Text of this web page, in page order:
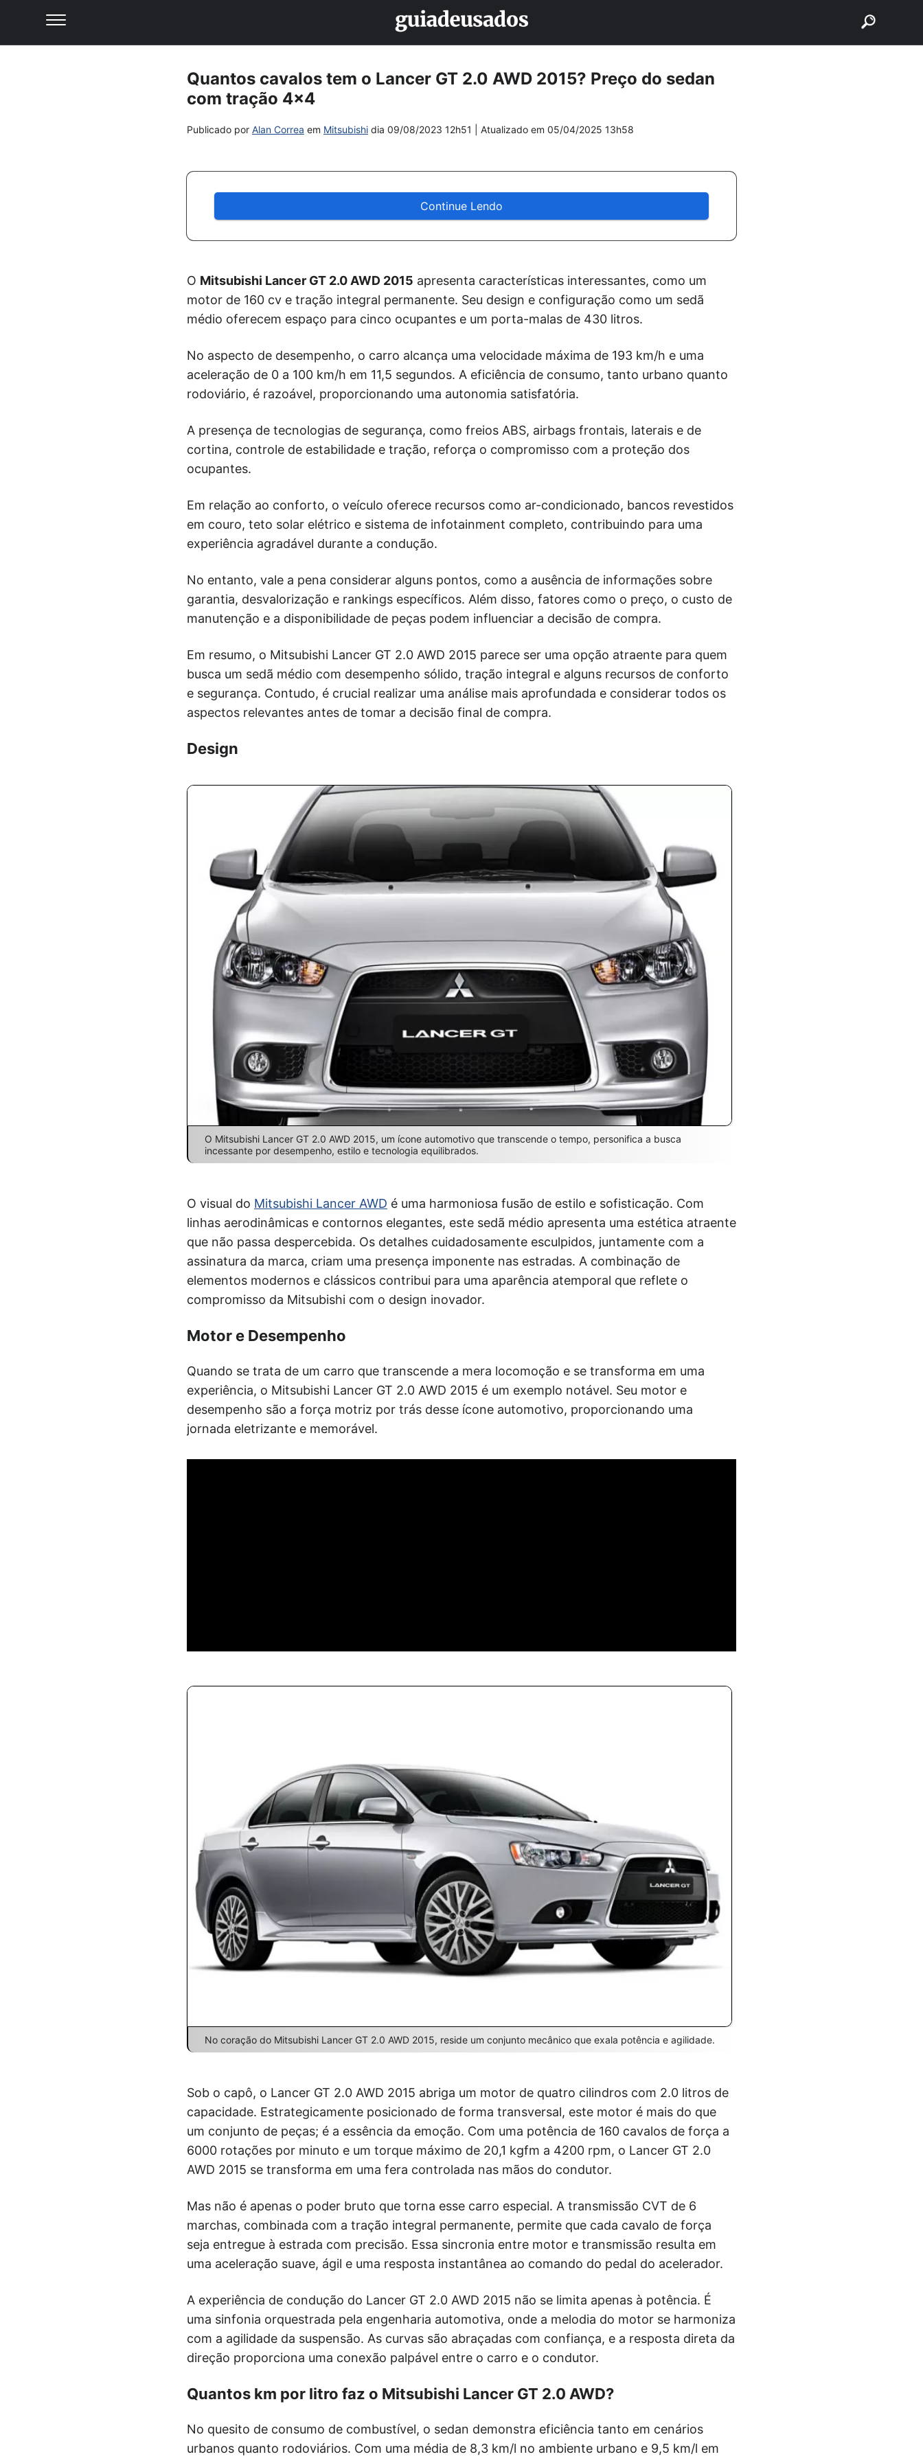
Quantos cavalos tem o Lancer GT 2.0 AWD 2015? Preço do sedan
com tração 4×4
Publicado por Alan Correa em Mitsubishi dia 09/08/2023 12h51 | Atualizado em 05/04/2025 13h58
Continue Lendo
O Mitsubishi Lancer GT 2.0 AWD 2015 apresenta características interessantes, como um
motor de 160 cv e tração integral permanente. Seu design e configuração como um sedã
médio oferecem espaço para cinco ocupantes e um porta-malas de 430 litros.
No aspecto de desempenho, o carro alcança uma velocidade máxima de 193 km/h e uma
aceleração de 0 a 100 km/h em 11,5 segundos. A eficiência de consumo, tanto urbano quanto
rodoviário, é razoável, proporcionando uma autonomia satisfatória.
A presença de tecnologias de segurança, como freios ABS, airbags frontais, laterais e de
cortina, controle de estabilidade e tração, reforça o compromisso com a proteção dos
ocupantes.
Em relação ao conforto, o veículo oferece recursos como ar-condicionado, bancos revestidos
em couro, teto solar elétrico e sistema de infotainment completo, contribuindo para uma
experiência agradável durante a condução.
No entanto, vale a pena considerar alguns pontos, como a ausência de informações sobre
garantia, desvalorização e rankings específicos. Além disso, fatores como o preço, o custo de
manutenção e a disponibilidade de peças podem influenciar a decisão de compra.
Em resumo, o Mitsubishi Lancer GT 2.0 AWD 2015 parece ser uma opção atraente para quem
busca um sedã médio com desempenho sólido, tração integral e alguns recursos de conforto
e segurança. Contudo, é crucial realizar uma análise mais aprofundada e considerar todos os
aspectos relevantes antes de tomar a decisão final de compra.
Design
O Mitsubishi Lancer GT 2.0 AWD 2015, um ícone automotivo que transcende o tempo, personifica a busca
incessante por desempenho, estilo e tecnologia equilibrados.
O visual do Mitsubishi Lancer AWD é uma harmoniosa fusão de estilo e sofisticação. Com
linhas aerodinâmicas e contornos elegantes, este sedã médio apresenta uma estética atraente
que não passa despercebida. Os detalhes cuidadosamente esculpidos, juntamente com a
assinatura da marca, criam uma presença imponente nas estradas. A combinação de
elementos modernos e clássicos contribui para uma aparência atemporal que reflete o
compromisso da Mitsubishi com o design inovador.
Motor e Desempenho
Quando se trata de um carro que transcende a mera locomoção e se transforma em uma
experiência, o Mitsubishi Lancer GT 2.0 AWD 2015 é um exemplo notável. Seu motor e
desempenho são a força motriz por trás desse ícone automotivo, proporcionando uma
jornada eletrizante e memorável.
No coração do Mitsubishi Lancer GT 2.0 AWD 2015, reside um conjunto mecânico que exala potência e agilidade.
Sob o capô, o Lancer GT 2.0 AWD 2015 abriga um motor de quatro cilindros com 2.0 litros de
capacidade. Estrategicamente posicionado de forma transversal, este motor é mais do que
um conjunto de peças; é a essência da emoção. Com uma potência de 160 cavalos de força a
6000 rotações por minuto e um torque máximo de 20,1 kgfm a 4200 rpm, o Lancer GT 2.0
AWD 2015 se transforma em uma fera controlada nas mãos do condutor.
Mas não é apenas o poder bruto que torna esse carro especial. A transmissão CVT de 6
marchas, combinada com a tração integral permanente, permite que cada cavalo de força
seja entregue à estrada com precisão. Essa sincronia entre motor e transmissão resulta em
uma aceleração suave, ágil e uma resposta instantânea ao comando do pedal do acelerador.
A experiência de condução do Lancer GT 2.0 AWD 2015 não se limita apenas à potência. É
uma sinfonia orquestrada pela engenharia automotiva, onde a melodia do motor se harmoniza
com a agilidade da suspensão. As curvas são abraçadas com confiança, e a resposta direta da
direção proporciona uma conexão palpável entre o carro e o condutor.
Quantos km por litro faz o Mitsubishi Lancer GT 2.0 AWD?
No quesito de consumo de combustível, o sedan demonstra eficiência tanto em cenários
urbanos quanto rodoviários. Com uma média de 8,3 km/l no ambiente urbano e 9,5 km/l em